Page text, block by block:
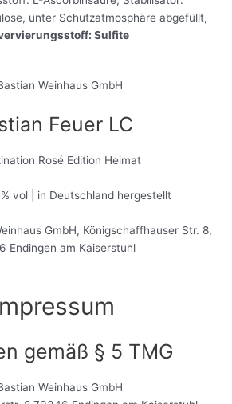
unter Schutzatmosphäre abgefüllt,
Sulfite
Weinhaus GmbH
Feuer LC
Rosé Edition Heimat
vol | in Deutschland hergestellt
GmbH, Königschaffhauser Str. 8,
Endingen am Kaiserstuhl
gemäß § 5 TMG
Weinhaus GmbH